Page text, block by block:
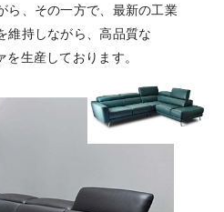
、その一方で、 最新の工業
維持しながら、高品質な
を生産しております。